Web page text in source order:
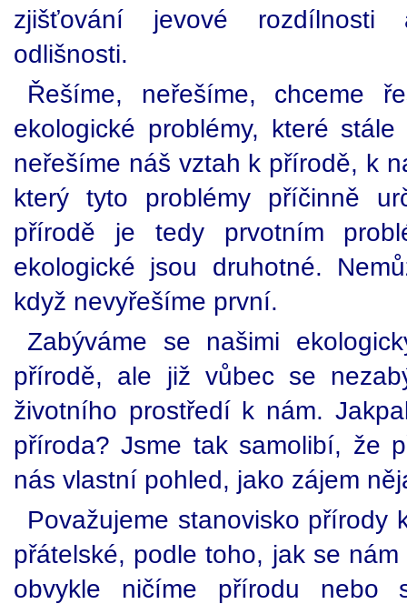
zjišťování jevové rozdílnosti
odlišnosti.
Řešíme, neřešíme, chceme
ekologické problémy, které
neřešíme náš vztah k přírodě, k
který tyto problémy příčinně
přírodě je tedy prvotním
ekologické jsou druhotné.
když nevyřešíme první.
Zabýváme se našimi
přírodě, ale již vůbec se
životního prostředí k nám.
příroda? Jsme tak samolibí, že
nás vlastní pohled, jako zájem
Považujeme stanovisko přírody
přátelské, podle toho, jak se
obvykle ničíme přírodu nebo